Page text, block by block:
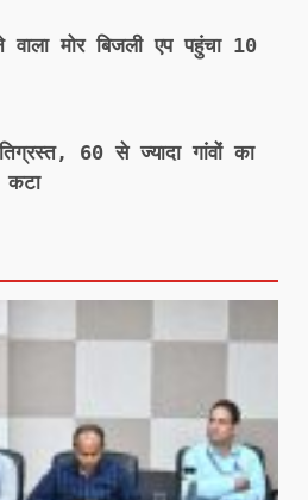
मोर बिजली एप पहुंचा 10
60 से ज्यादा गांवों का
कटा